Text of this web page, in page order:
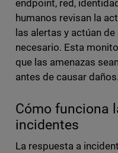
endpoint, red,
humanos revisan la
las alertas y actúan
necesario. Esta
que las amenazas
antes de causar daños.
Cómo funciona
incidentes
La respuesta a